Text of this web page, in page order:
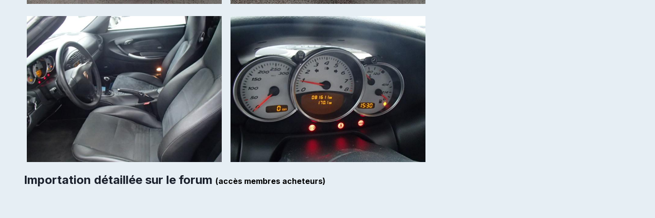
Importation détaillée sur le forum (accès membres acheteurs)